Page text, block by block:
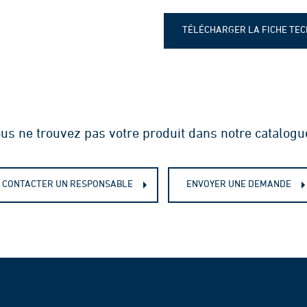
TÉLÉCHARGER LA FICHE
ne trouvez pas votre produit dans notre
CONTACTER UN RESPONSABLE ENVOYER UNE DEMANDE